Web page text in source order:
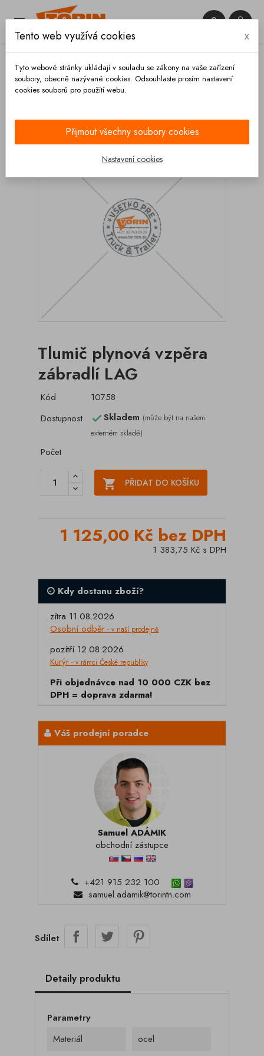
 

Tlumič plynová vzpěra
zábradlí LAG
Kód
10758
Dostupnost
Skladem (může být na našem
externém skladě)
Počet
 PŘIDAT DO KOŠÍKU
1 125,00 Kč bez DPH
1 383,75 Kč s DPH
Kdy dostanu zboží?
zítra 11.08.2026
Osobní odběr - v naší prodejně
pozítří 12.08.2026
Kurýr - v rámci České republiky
Při objednávce nad 10 000 CZK bez
DPH = doprava zdarma!
Váš prodejní poradce
Samuel ADÁMIK
obchodní zástupce
+421 915 232 100
samuel.adamik@torintn.com
Sdílet
Detaily produktu
Parametry
Materiál
ocel
Tento web využívá cookies x
Tyto webové stránky ukládají v souladu se zákony na vaše zařízení
soubory, obecně nazývané cookies. Odsouhlaste prosím nastavení
cookies souborů pro použití webu.
Přijmout všechny soubory cookies
Nastavení cookies